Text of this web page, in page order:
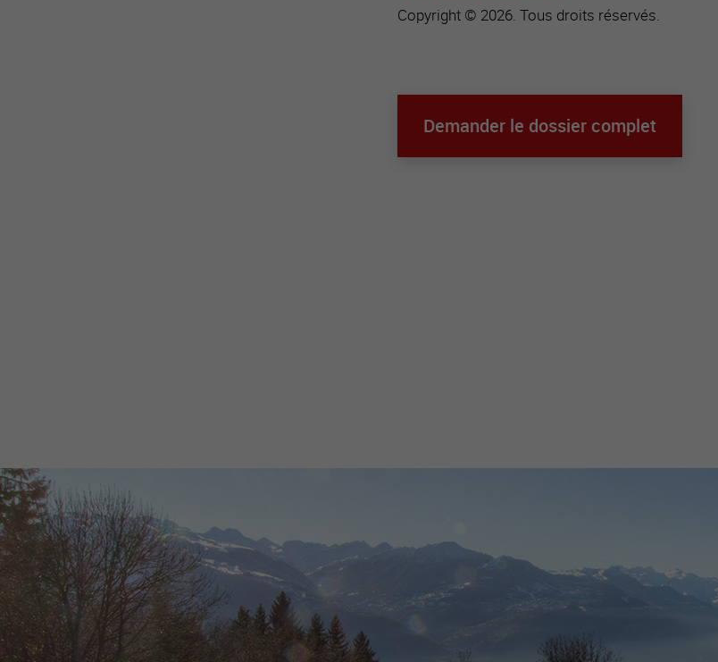
Copyright © 2026. Tous droits réservés.
Demander le dossier complet